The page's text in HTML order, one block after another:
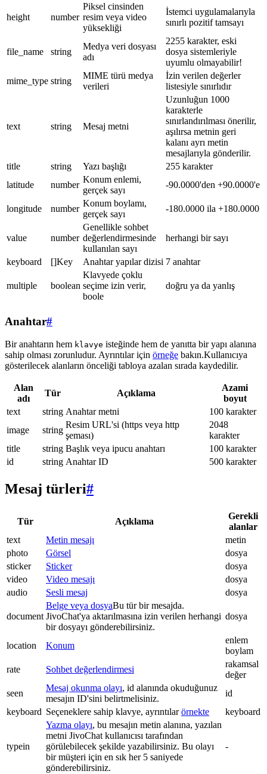
height number
Piksel cinsinden
resim veya video
yüksekliği
İstemci uygulamalarıyla
sınırlı pozitif tamsayı
file_name string
Medya veri dosyası
adı
2255 karakter, eski
dosya sistemleriyle
uyumlu olmayabilir!
mime_type string
MIME türü medya
verileri
İzin verilen değerler
listesiyle sınırlıdır
text string Mesaj metni
Uzunluğun 1000
karakterle
sınırlandırılması önerilir,
aşılırsa metnin geri
kalanı ayrı metin
mesajlarıyla gönderilir.
title
string Yazı başlığı
255 karakter
latitude
number
Konum enlemi,
gerçek sayı
-90.0000'den +90.0000'e
longitude number
Konum boylamı,
gerçek sayı
-180.0000 ila +180.0000
value number
Genellikle sohbet
değerlendirmesinde
kullanılan sayı
herhangi bir sayı
keyboard []Key Anahtar yapılar dizisi 7 anahtar
multiple boolean
Klavyede çoklu
seçime izin verir,
boole
doğru ya da yanlış
Anahtar#
Bir anahtarın hem klavye isteğinde hem de yanıtta bir yapı alanına
sahip olması zorunludur. Ayrıntılar için örneğe bakın.Kullanıcıya
gösterilecek alanların önceliği tabloya azalan sırada kaydedilir.
Alan
adı
Tür Açıklama
Azami
boyut
text
string Anahtar metni
100 karakter
image
string
Resim URL'si (https veya http
şeması)
2048
karakter
title
string Başlık veya ipucu anahtarı
100 karakter
id
string Anahtar ID 500 karakter
Mesaj türleri#
Tür Açıklama
Gerekli
alanlar
text
Metin mesajı
metin
photo
Görsel
dosya
sticker
Sticker
dosya
video
Video mesajı
dosya
audio
Sesli mesaj dosya
document
Belge veya dosyaBu tür bir mesajda.
JivoChat'ya aktarılmasına izin verilen herhangi
bir dosyayı gönderebilirsiniz.
dosya
location Konum
enlem
boylam
rate
Sohbet değerlendirmesi
rakamsal
değer
seen
Mesaj okunma olayı, id alanında okuduğunuz
mesajın ID'sini belirtmelisiniz.
id
keyboard Seçeneklere sahip klavye, ayrıntılarörnekte keyboard
typein
Yazma olayı, bu mesajın metin alanına, yazılan
metni JivoChat kullanıcısı tarafından
görülebilecek şekilde yazabilirsiniz. Bu olayı
bir müşteri için en sık her 5 saniyede
gönderebilirsiniz.
-